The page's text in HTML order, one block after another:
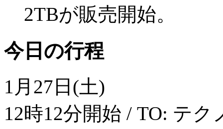
2TBが販売開始。
今日の行程
1月27日(土)
12時12分開始 / TO: テ